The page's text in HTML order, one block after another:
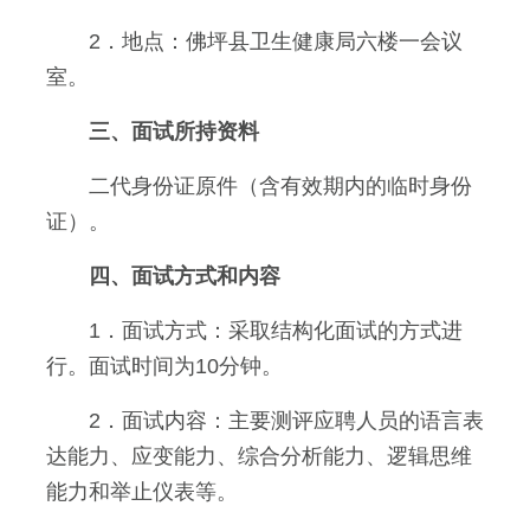
2．地点：佛坪县卫生健康局六楼一会议
室。
三、面试所持资料
二代身份证原件（含有效期内的临时身份
证）。
四、面试方式和内容
1．面试方式：采取结构化面试的方式进
行。面试时间为10分钟。
2．面试内容：主要测评应聘人员的语言表
达能力、应变能力、综合分析能力、逻辑思维
能力和举止仪表等。